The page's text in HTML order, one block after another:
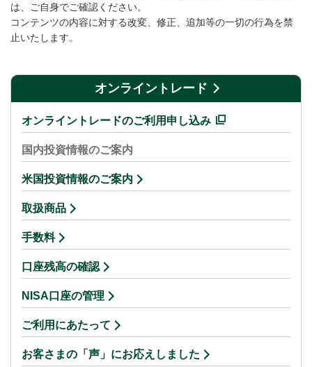
は、ご自身でご確認ください。
コンテンツの内容に対する改変、修正、追加等の一切の行為を禁
止いたします。
オンライントレード
オンライントレードのご利用申し込み
国内投資情報のご案内
米国投資情報のご案内
取扱商品
手数料
口座残高の確認
NISA口座の管理
ご利用にあたって
お客さまの「声」にお応えしました